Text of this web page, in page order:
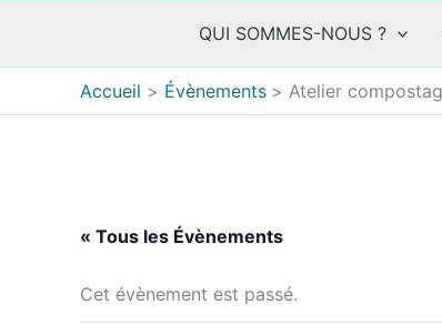
QUI SOMMES-NOUS ?
Accueil Évènements Atelier
« Tous les Évènements
Cet évènement est passé.